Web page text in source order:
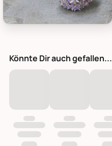
Könnte Dir auch gefallen...